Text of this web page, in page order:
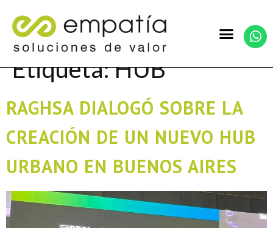
Etiqueta:HUB
RAGHSA DIALOGÓ SOBRE LA
CREACIÓN DE UN NUEVO HUB
URBANO EN BUENOS AIRES